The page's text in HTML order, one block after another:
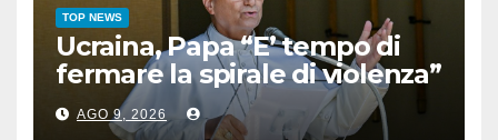
TOP NEWS
Ucraina, Papa “E’ tempo di
fermare la spirale di violenza”
AGO 9, 2026